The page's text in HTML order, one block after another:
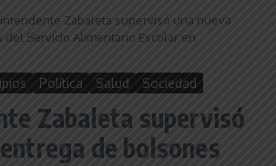
intendente Zabaleta supervisó una nueva
Servicio Alimentario Escolar en
Política Salud Sociedad
Zabaleta supervisó
de bolsones